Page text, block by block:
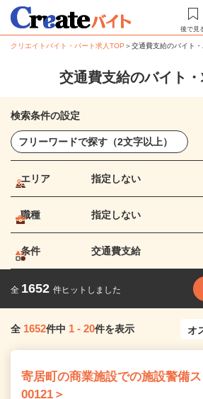
後で見
クリエイトバイト・パート求人TOP ＞交通費支給のバイト
交通費支給のバイト
検索条件の設定
エリア 指定しない
職種 指定しない
条件 交通費支給
全 1652 件ヒットしました
全 1652件中 1 - 20件を表示
寄居町の商業施設での施設警備
00121＞